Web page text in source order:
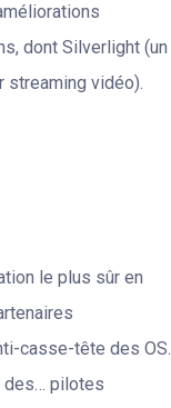
dont Silverlight (un
vidéo).
le plus sûr en
casse-tête des OS.
des… pilotes